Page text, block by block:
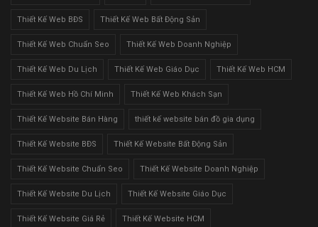
Thiết Kế Web BĐS Thiết Kế Web Bất Động Sản
Thiết Kế Web Chuẩn Seo Thiết Kế Web Doanh Nghiệp
Thiết Kế Web Du Lịch Thiết Kế Web Giáo Dục Thiết Kế Web HCM
Thiết Kế Web Hồ Chí Minh Thiết Kế Web Khách Sạn
Thiết Kế Website Bán Hàng thiết kế website bán đồ gia dụng
Thiết Kế Website BĐS Thiết Kế Website Bất Động Sản
Thiết Kế Website Chuẩn Seo Thiết Kế Website Doanh Nghiệp
Thiết Kế Website Du Lịch Thiết Kế Website Giáo Dục
Thiết Kế Website Giá Rẻ Thiết Kế Website HCM